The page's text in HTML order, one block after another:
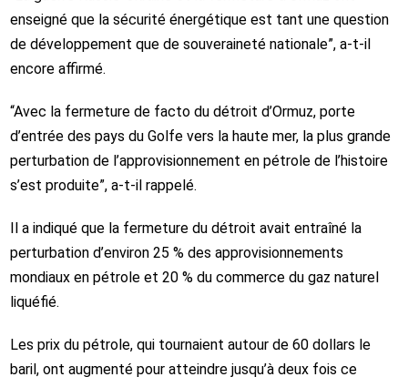
enseigné que la sécurité énergétique est tant une question
de développement que de souveraineté nationale”, a-t-il
encore affirmé.
“Avec la fermeture de facto du détroit d’Ormuz, porte
d’entrée des pays du Golfe vers la haute mer, la plus grande
perturbation de l’approvisionnement en pétrole de l’histoire
s’est produite”, a-t-il rappelé.
Il a indiqué que la fermeture du détroit avait entraîné la
perturbation d’environ 25 % des approvisionnements
mondiaux en pétrole et 20 % du commerce du gaz naturel
liquéfié.
Les prix du pétrole, qui tournaient autour de 60 dollars le
baril, ont augmenté pour atteindre jusqu’à deux fois ce